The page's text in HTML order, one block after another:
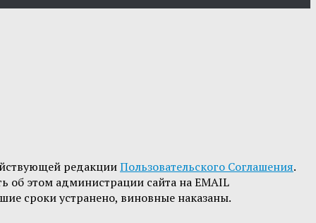
редакцииПользовательского Соглашения.
об этом администрации сайта на EMAIL
сроки устранено, виновные наказаны.